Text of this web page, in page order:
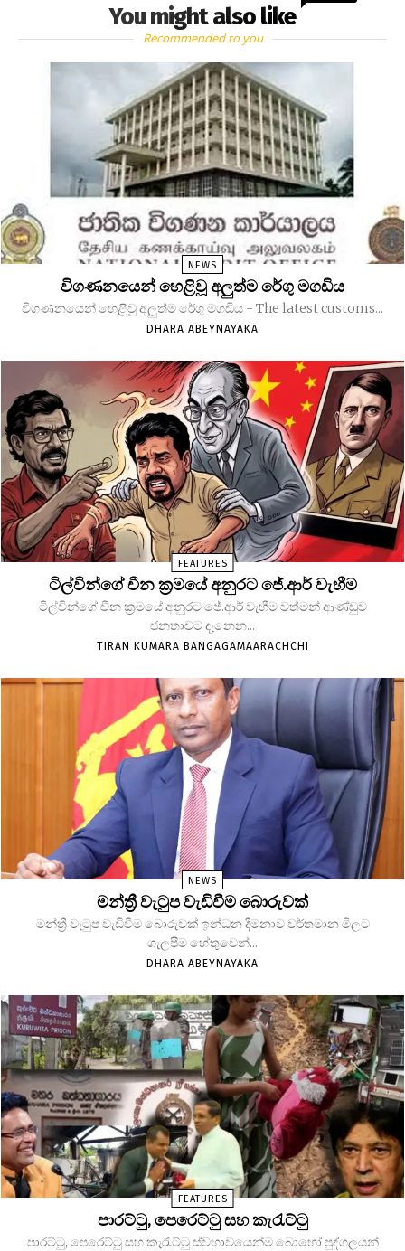
You might also like
Recommended to you
NEWS
විගණනයෙන් හෙළිවූ අලුත්ම රේගු මගඩිය
විගණනයෙන් හෙළිවූ අලුත්ම රේගු මගඩිය - The latest customs...
DHARA ABEYNAYAKA
FEATURES
ටිල්වින්ගේ චීන ක්‍රමයේ අනුරට ජේ.ආර් වැහීම
ටිල්වින්ගේ චීන ක්‍රමයේ අනුරට ජේ.ආර් වැහීම වත්මන් ආණ්ඩුව
ජනතාවට දැනෙන...
TIRAN KUMARA BANGAGAMAARACHCHI
NEWS
මන්ත්‍රී වැටුප වැඩිවීම බොරුවක්
මන්ත්‍රී වැටුප වැඩිවීම බොරුවක් ඉන්ධන දීමනාව වර්තමාන මිලට
ගැලපීම හේතුවෙන්...
DHARA ABEYNAYAKA
FEATURES
පාරට්ටු, පෙරෙට්ටු සහ කැරැට්ටු
පාරට්ටු, පෙරෙට්ටු සහ කැරැට්ටු ස්වභාවයෙන්ම බොහෝ පුද්ගලයන්